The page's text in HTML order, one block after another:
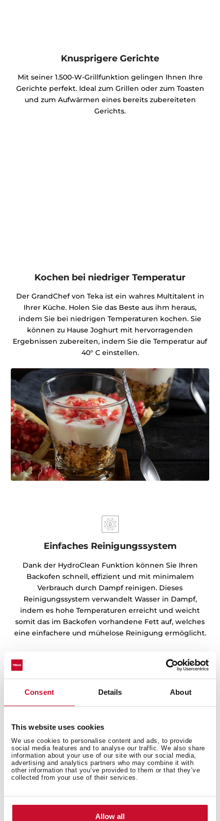
Consent Details About
This website uses cookies
We use cookies to personalise content and ads, to provide
social media features and to analyse our traffic. We also share
information about your use of our site with our social media,
advertising and analytics partners who may combine it with
other information that you’ve provided to them or that they’ve
collected from your use of their services.
Allow all
Knusprigere Gerichte
Mit seiner 1.500-W-Grillfunktion gelingen Ihnen Ihre
Gerichte perfekt. Ideal zum Grillen oder zum Toasten
und zum Aufwärmen eines bereits zubereiteten
Gerichts.
Kochen bei niedriger Temperatur
Der GrandChef von Teka ist ein wahres Multitalent in
Ihrer Küche. Holen Sie das Beste aus ihm heraus,
indem Sie bei niedrigen Temperaturen kochen. Sie
können zu Hause Joghurt mit hervorragenden
Ergebnissen zubereiten, indem Sie die Temperatur auf
40° C einstellen.
Einfaches Reinigungssystem
Dank der HydroClean Funktion können Sie Ihren
Backofen schnell, effizient und mit minimalem
Verbrauch durch Dampf reinigen. Dieses
Reinigungssystem verwandelt Wasser in Dampf,
indem es hohe Temperaturen erreicht und weicht
somit das im Backofen vorhandene Fett auf, welches
eine einfachere und mühelose Reinigung ermöglicht.
Entdecken Sie die besten Rezepte für den
GrandChef Tisch-Backofen